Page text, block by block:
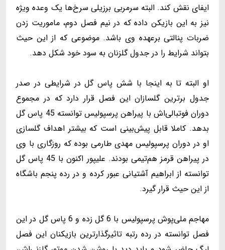
ایفای نقش کند. البته سرمربی برزیلی سرخ‌ها یک وعده ویژه
نیز به این بازیکن داده که در نیم فصل دوم، ماموریت زدن
ضربات پنالتی برعهده وی باشد. موضوعی که از این حیث
بتواند شرایط را در جدول گلزنان به سود خود شکل دهد.
او البته تا به اینجا با شش پاس گل در شرایطی در صدر
جدول برترین گلسازان این فصل قرار دارد که در مجموع
دوران فوتبالی‌اش با پیراهن پرسپولیس توانسته 45 پاس گل
بدهد. کاملا قابل پیش‌بینی است که بیشتر اهداف گلسازی
او در دوران پرسپولیس مهدی طارمی بوده که روزگاری با وی
در پیراهن قرمز هم‌تیمی بودند. علیپور اکنون با 45 پاس گل
توانسته از ابراهیم آشتیانی عبور کرده و در رده پنجم باشگاه
از این حیث قرار گیرد.
مهاجم ملی‌پوش پرسپولیس با 6 گل زده و 6 پاس گل در این
فصل توانسته در رده رتبه تاثیرگذارترین بازیکنان این فصل